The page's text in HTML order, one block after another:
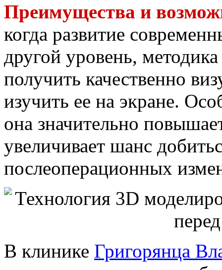
Преимущества и
когда развитие
другой уровень,
получить качественно
изучить ее на экране.
она значительно
увеличивает шанс
послеоперационных
В клинике Григорянца